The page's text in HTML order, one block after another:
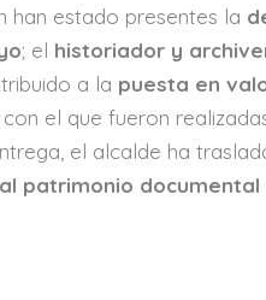
han estado presentes la
; el historiador y
a la puesta en
con el que fueron
el alcalde ha
patrimonio documental